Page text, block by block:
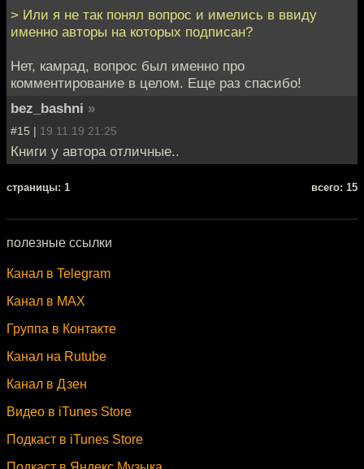
> Или я не так понял вопрос и имелись в ввиду
именно авторы на которых подписан?
Нет, камрад, вопрос был именно про
комментирование в целом. Еще раз спасибо!
bez_bashni »
#15 | 19.11.19 21:25
Книги у автора отличные..
cтраницы: 1 всего: 15
полезные ссылки
Канал в Telegram
Канал в MAX
Группа в Контакте
Канал на Rutube
Канал в Дзен
Видео в iTunes Store
Подкаст в iTunes Store